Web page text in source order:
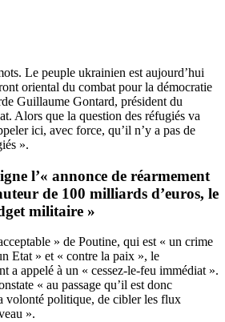
Le peuple ukrainien est aujourd’hui
oriental du combat pour la démocratie
Guillaume Gontard, président du
Alors que la question des réfugiés va
ici, avec force, qu’il n’y a pas de
».
l’« annonce de réarmement
de 100 milliards d’euros, le
militaire »
» de Poutine, qui est « un crime
Etat » et « contre la paix », le
a appelé à un « cessez-le-feu immédiat ».
« au passage qu’il est donc
volonté politique, de cibler les flux
».